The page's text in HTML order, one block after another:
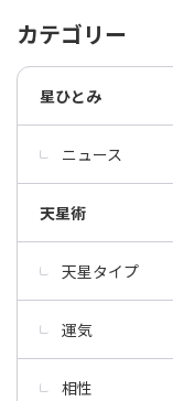
カテゴリー
星ひとみ
ニュース
天星術
天星タイプ
運気
相性